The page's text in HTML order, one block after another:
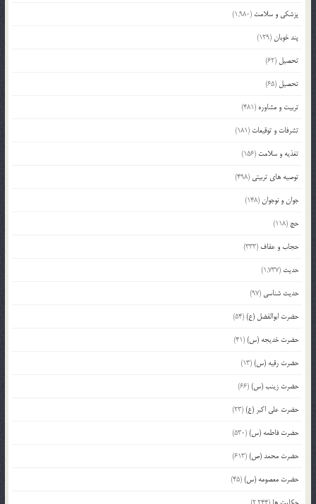
پزشکی و سلامت (1,980)
پند خوبان (129)
تحصیل (62)
تحصیل (65)
تربیت و مشاوره (481)
تشرفات و توقیعات (181)
تغذیه و سلامت (156)
توصیه های تربیتی (498)
جوان و نوجوان (148)
حج (118)
حجاب و عفاف (333)
حدیث (1,737)
حدیث شناسی (97)
حضرت ابوالفضل (ع)(54)
حضرت خدیجه (س)(41)
حضرت رقیه (س)(13)
حضرت زینب (س)(66)
حضرت علی اکبر (ع)(23)
حضرت فاطمه (س)(530)
حضرت محمد (ص)(613)
حضرت معصومه (س)(45)